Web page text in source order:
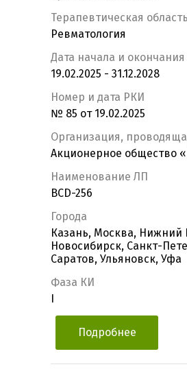
Терапевтическая область
Ревматология
Дата начала и окончания
19.02.2025 - 31.12.2028
Номер и дата РКИ
№ 85 от 19.02.2025
Организация,
Акционерное общество
Наименование ЛП
BCD-256
Города
Казань, Москва, Нижний
Новосибирск, Санкт-
Саратов, Ульяновск, Уфа
Фаза КИ
Подробнее